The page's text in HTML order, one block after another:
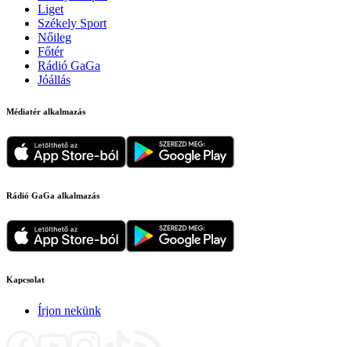
Liget
Székely Sport
Nőileg
Főtér
Rádió GaGa
Jóállás
Médiatér alkalmazás
Rádió GaGa alkalmazás
Kapcsolat
Írjon nekünk